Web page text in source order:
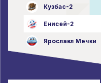
Кузбас-2
Енисей-2
Ярославл Мечки